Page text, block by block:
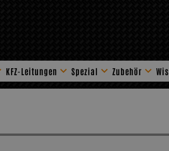
KFZ-Leitungen Spezial Zubehör
Stahlflex